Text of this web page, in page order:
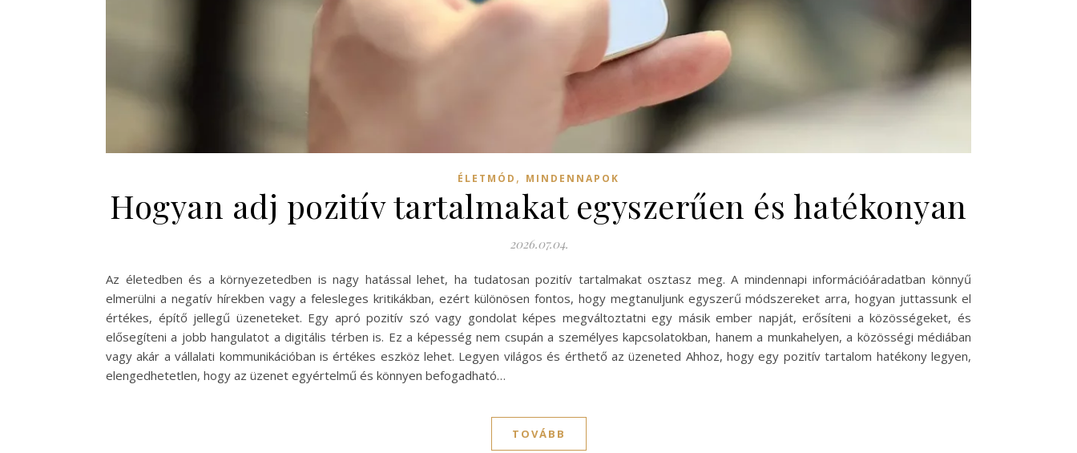
ÉLETMÓD , MINDENNAPOK
Hogyan adj pozitív tartalmakat egyszerűen és hatékonyan
2026.07.04.
Az életedben és a környezetedben is nagy hatással lehet, ha tudatosan pozitív tartalmakat osztasz meg. A mindennapi információáradatban könnyű
elmerülni a negatív hírekben vagy a felesleges kritikákban, ezért különösen fontos, hogy megtanuljunk egyszerű módszereket arra, hogyan juttassunk el
értékes, építő jellegű üzeneteket. Egy apró pozitív szó vagy gondolat képes megváltoztatni egy másik ember napját, erősíteni a közösségeket, és
elősegíteni a jobb hangulatot a digitális térben is. Ez a képesség nem csupán a személyes kapcsolatokban, hanem a munkahelyen, a közösségi médiában
vagy akár a vállalati kommunikációban is értékes eszköz lehet. Legyen világos és érthető az üzeneted Ahhoz, hogy egy pozitív tartalom hatékony legyen,
elengedhetetlen, hogy az üzenet egyértelmű és könnyen befogadható…
TOVÁBB